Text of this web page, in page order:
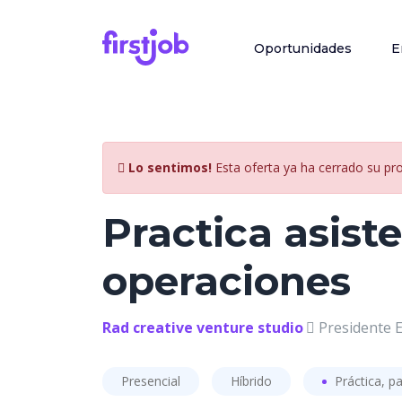
Oportunidades
Lo sentimos! Esta oferta ya ha cerrado su
Practica
operaciones
Rad creative venture studio Presidente
Presencial Híbrido Práctica,